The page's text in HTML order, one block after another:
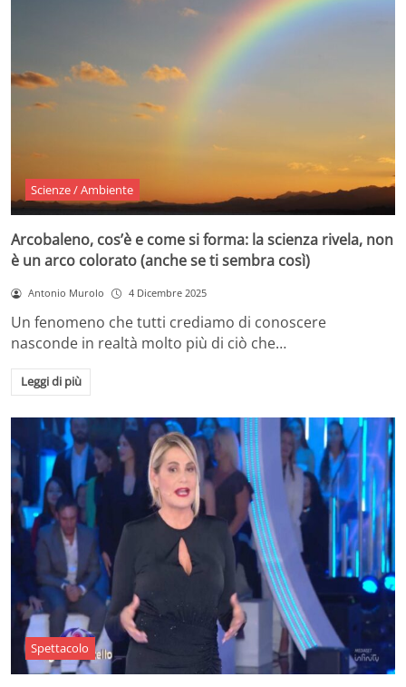
Scienze / Ambiente
Arcobaleno, cos’è e come si forma: la scienza rivela, non
è un arco colorato (anche se ti sembra così)
Antonio Murolo 4 Dicembre 2025
Un fenomeno che tutti crediamo di conoscere
nasconde in realtà molto più di ciò che…
Leggi di più
Spettacolo